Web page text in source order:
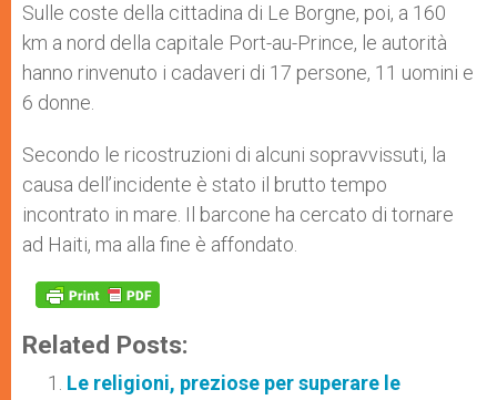
Sulle coste della cittadina di Le Borgne, poi, a 160
km a nord della capitale Port-au-Prince, le autorità
hanno rinvenuto i cadaveri di 17 persone, 11 uomini e
6 donne.
Secondo le ricostruzioni di alcuni sopravvissuti, la
causa dell’incidente è stato il brutto tempo
incontrato in mare. Il barcone ha cercato di tornare
ad Haiti, ma alla fine è affondato.
Related Posts:
Le religioni, preziose per superare le